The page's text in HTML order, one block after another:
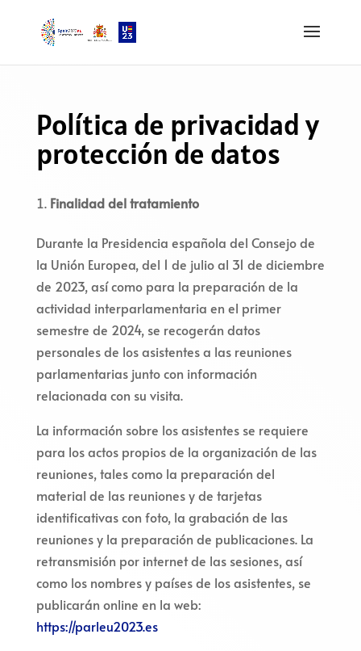
Política de privacidad y
protección de datos
Finalidad del tratamiento
Durante la Presidencia española del Consejo de
la Unión Europea, del 1 de julio al 31 de diciembre
de 2023, así como para la preparación de la
actividad interparlamentaria en el primer
semestre de 2024, se recogerán datos
personales de los asistentes a las reuniones
parlamentarias junto con información
relacionada con su visita.
La información sobre los asistentes se requiere
para los actos propios de la organización de las
reuniones, tales como la preparación del
material de las reuniones y de tarjetas
identificativas con foto, la grabación de las
reuniones y la preparación de publicaciones. La
retransmisión por internet de las sesiones, así
como los nombres y países de los asistentes, se
publicarán online en la web:
https://parleu2023.es